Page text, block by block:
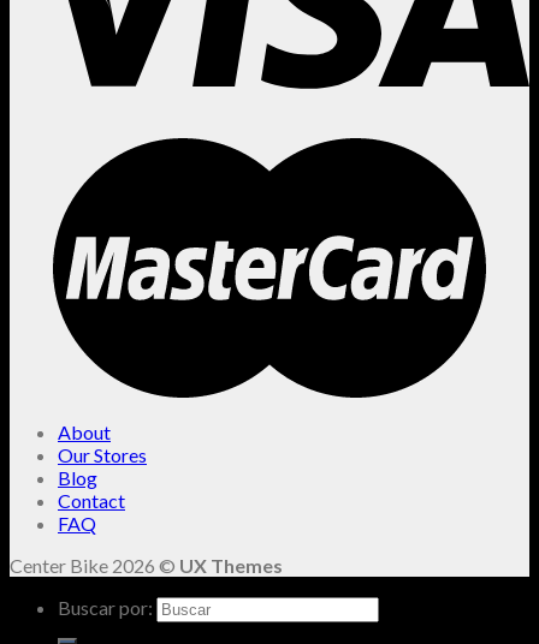
About
Our Stores
Blog
Contact
FAQ
Center Bike 2026 © UX Themes
Buscar por: